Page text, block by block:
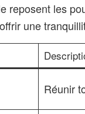
reposent les
une
Réunir